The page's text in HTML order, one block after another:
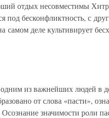
отдых несовместимы
под бесконфликтность, с
деле культивирует
из важнейших людей в
от слова «пасти»,
значимости роли